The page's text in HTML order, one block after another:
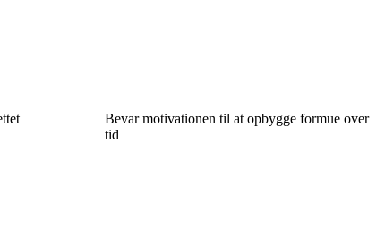
Bevar motivationen til at opbygge formue over
tid